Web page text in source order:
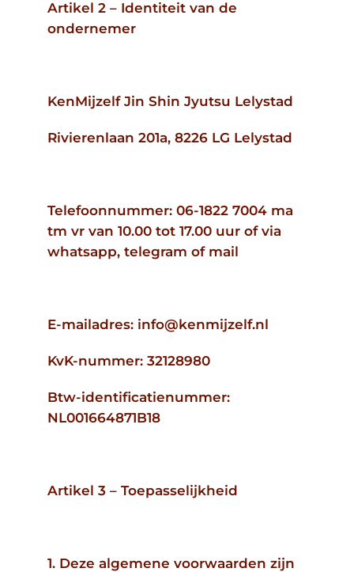
Artikel 2 – Identiteit van de
ondernemer
KenMijzelf Jin Shin Jyutsu Lelystad
Rivierenlaan 201a, 8226 LG Lelystad
Telefoonnummer: 06-1822 7004 ma
tm vr van 10.00 tot 17.00 uur of via
whatsapp, telegram of mail
E-mailadres: info@kenmijzelf.nl
KvK-nummer: 32128980
Btw-identificatienummer:
NL001664871B18
Artikel 3 – Toepasselijkheid
1. Deze algemene voorwaarden zijn